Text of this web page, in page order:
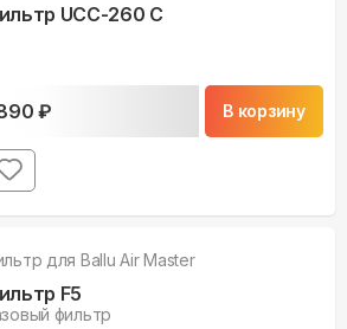
UCC-260 C
₽ В корзину
для Ballu Air Master
F5
фильтр